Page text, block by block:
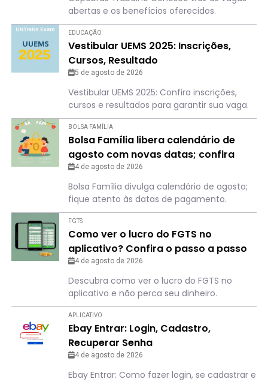
abertas e os benefícios oferecidos.
EDUCAÇÃO
Vestibular UEMS 2025: Inscrições,
Cursos, Resultado
5 de agosto de 2026
Vestibular UEMS 2025: Confira inscrições,
cursos e resultados para garantir sua vaga.
BOLSA FAMÍLIA
Bolsa Família libera calendário de
agosto com novas datas; confira
para não perder o dia
4 de agosto de 2026
Bolsa Família divulga calendário de agosto;
fique atento às datas de pagamento.
FGTS
Como ver o lucro do FGTS no
aplicativo? Confira o passo a passo
4 de agosto de 2026
Descubra como ver o lucro do FGTS no
aplicativo e não perca seu dinheiro.
APLICATIVO
Ebay Entrar: Login, Cadastro,
Recuperar Senha
4 de agosto de 2026
Ebay Entrar: Como fazer login, se cadastrar e